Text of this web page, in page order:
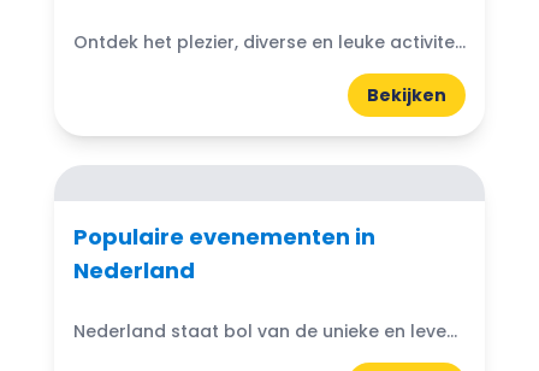
Ontdek het plezier, diverse en leuke activiteiten in Nederland. Ontdek de natuurlijke schoonheid van Nederland
Bekijken
Populaire evenementen in
Nederland
Nederland staat bol van de unieke en levendige evenementen die een bezoek meer dan waard zijn. Van kleurrijke festivals tot historische spektakels, er is voor ieder wat wils